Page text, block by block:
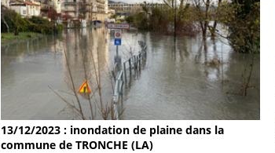
13/12/2023 : inondation de plaine dans la
commune de TRONCHE (LA)